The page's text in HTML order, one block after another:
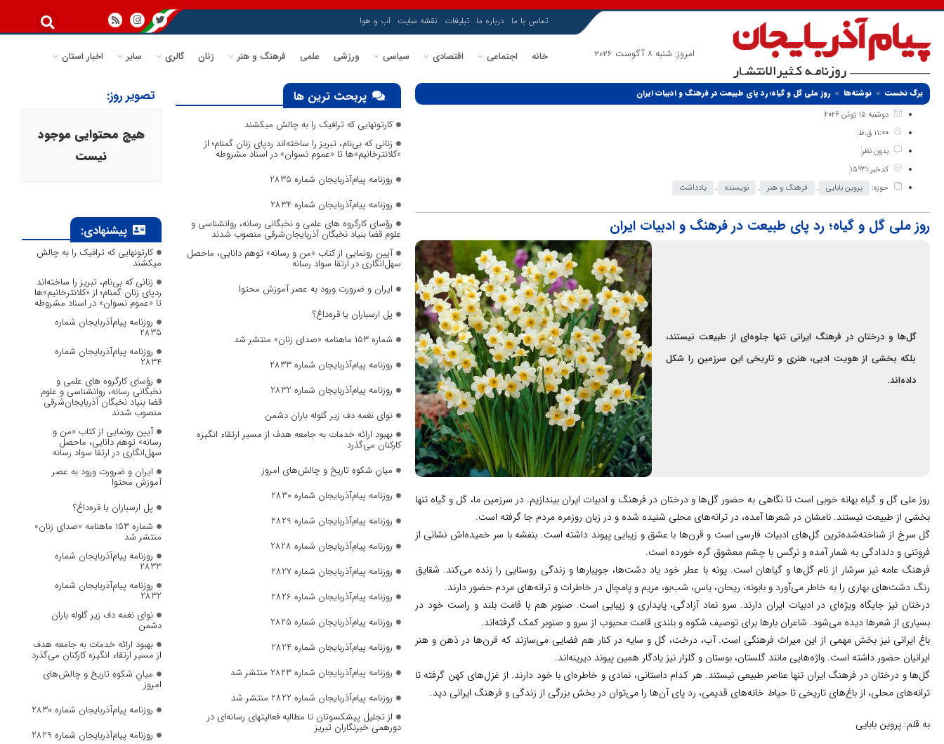
امروز: شنبه 8 آگوست 2026
تماس با ما درباره ما تبلیغات نقشه سایت آب و هوا
خانه اجتماعی اقتصادی سیاسی ورزشی علمی فرهنگ و هنر زنان گالری سایر اخبار استان
برگ نخست نوشته‌ها
روز ملی گل و گیاه؛ رد پای طبیعت در فرهنگ و ادبیات ایران
دوشنبه 15 ژوئن 2026
11:00 ق.ظ
بدون نظر
کدخبر:15931
حوزه:
پروین بابایی , فرهنگ و هنر , نویسنده , یادداشت
روز ملی گل و گیاه؛ رد پای طبیعت در فرهنگ و ادبیات ایران
گل‌ها و درختان در فرهنگ ایرانی تنها جلوه‌ای از طبیعت نیستند،
بلکه بخشی از هویت ادبی، هنری و تاریخی این سرزمین را شکل
داده‌اند.
روز ملی گل و گیاه بهانه خوبی است تا نگاهی به حضور گل‌ها و درختان در فرهنگ و ادبیات ایران بیندازیم. در سرزمین ما، گل و گیاه تنها
بخشی از طبیعت نیستند. نامشان در شعرها آمده، در ترانه‌های محلی شنیده شده و در زبان روزمره مردم جا گرفته است.
گل سرخ از شناخته‌شده‌ترین گل‌های ادبیات فارسی است و قرن‌ها با عشق و زیبایی پیوند داشته است. بنفشه با سر خمیده‌اش نشانی از
فروتنی و دلدادگی به شمار آمده و نرگس با چشم معشوق گره خورده است.
فرهنگ عامه نیز سرشار از نام گل‌ها و گیاهان است. پونه با عطر خود یاد دشت‌ها، جویبارها و زندگی روستایی را زنده می‌کند. شقایق
رنگ دشت‌های بهاری را به خاطر می‌آورد و بابونه، ریحان، یاس، شب‌بو، مریم و پامچال در خاطرات و ترانه‌های مردم حضور دارند.
درختان نیز جایگاه ویژه‌ای در ادبیات ایران دارند. سرو نماد آزادگی، پایداری و زیبایی است. صنوبر هم با قامت بلند و راست خود در
بسیاری از شعرها دیده می‌شود. شاعران بارها برای توصیف شکوه و بلندی قامت محبوب از سرو و صنوبر کمک گرفته‌اند.
باغ ایرانی نیز بخش مهمی از این میراث فرهنگی است. آب، درخت، گل و سایه در کنار هم فضایی می‌سازند که قرن‌ها در ذهن و هنر
ایرانیان حضور داشته است. واژه‌هایی مانند گلستان، بوستان و گلزار نیز یادگار همین پیوند دیرینه‌اند.
گل‌ها و درختان در فرهنگ ایران تنها عناصر طبیعی نیستند. هر کدام داستانی، نمادی و خاطره‌ای با خود دارند. از غزل‌های کهن گرفته تا
ترانه‌های محلی، از باغ‌های تاریخی تا حیاط خانه‌های قدیمی، رد پای آن‌ها را می‌توان در بخش بزرگی از زندگی و فرهنگ ایرانی دید.
به قلم: پروین بابایی
پربحث ترین ها
کارتونهایی که ترافیک را به چالش میکشند
زنانی که بی‌نام، تبریز را ساخته‌اند ردپای زنان گمنام؛ از
«کلانترخانیم»ها تا «عموم نسوان» در اسناد مشروطه
روزنامه پیام‌آذربایجان شماره 2835
روزنامه پیام‌آذربایجان شماره 2834
رؤسای کارگروه های علمی و نخبگانی رسانه، روانشناسی و
علوم قضا بنیاد نخبگان آذربایجان‌شرقی منصوب شدند
آیین رونمایی از کتاب «من و رسانه» توهم دانایی، ماحصل
سهل‌انگاری در ارتقا سواد رسانه
ایران و ضرورت ورود به عصر آموزش محتوا
پل ارسباران یا قره‌داغ؟
شماره ۱۵۳ ماهنامه «صدای زنان» منتشر شد
روزنامه پیام‌آذربایجان شماره 2833
روزنامه پیام‌آذربایجان شماره 2832
نوای نغمه دف زیر گلوله باران دشمن
بهبود ارائه خدمات به جامعه هدف از مسیر ارتقاء انگیزه
کارکنان می‌گذرد
میانِ شکوهِ تاریخ و چالش‌های امروز
روزنامه پیام‌آذربایجان شماره 2830
روزنامه پیام‌آذربایجان شماره 2829
روزنامه پیام‌آذربایجان شماره 2828
روزنامه پیام‌آذربایجان شماره 2827
روزنامه پیام‌آذربایجان شماره 2826
روزنامه پیام‌آذربایجان شماره 2825
روزنامه پیام‌آذربایجان شماره 2824
روزنامه پیام‌آذربایجان شماره 2823 منتشر شد
روزنامه پیام‌آذربایجان شماره 2822 منتشر شد
از تجلیل پیشکسوتان تا مطالبه فعالیتهای رسانه‌ای در
دورهمی خبرنگاران تبریز
تصویر روز:
هیچ محتوایی موجود
نیست
پیشنهادی:
کارتونهایی که ترافیک را به چالش
میکشند
زنانی که بی‌نام، تبریز را ساخته‌اند
ردپای زنان گمنام؛ از «کلانترخانیم»ها
تا «عموم نسوان» در اسناد مشروطه
روزنامه پیام‌آذربایجان شماره
2835
روزنامه پیام‌آذربایجان شماره
2834
رؤسای کارگروه های علمی و
نخبگانی رسانه، روانشناسی و علوم
قضا بنیاد نخبگان آذربایجان‌شرقی
منصوب شدند
آیین رونمایی از کتاب «من و
رسانه» توهم دانایی، ماحصل
سهل‌انگاری در ارتقا سواد رسانه
ایران و ضرورت ورود به عصر
آموزش محتوا
پل ارسباران یا قره‌داغ؟
شماره ۱۵۳ ماهنامه «صدای زنان»
منتشر شد
روزنامه پیام‌آذربایجان شماره
2833
روزنامه پیام‌آذربایجان شماره
2832
نوای نغمه دف زیر گلوله باران
دشمن
بهبود ارائه خدمات به جامعه هدف
از مسیر ارتقاء انگیزه کارکنان می‌گذرد
میانِ شکوهِ تاریخ و چالش‌های
امروز
روزنامه پیام‌آذربایجان شماره 2830
روزنامه پیام‌آذربایجان شماره 2829